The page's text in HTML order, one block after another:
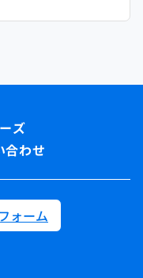
合わせ
ォーム